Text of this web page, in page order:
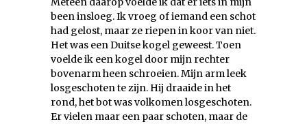
been insloeg. Ik vroeg of iemand een schot
had gelost, maar ze riepen in koor van niet.
Het was een Duitse kogel geweest. Toen
voelde ik een kogel door mijn rechter
bovenarm heen schroeien. Mijn arm leek
losgeschoten te zijn. Hij draaide in het
rond, het bot was volkomen losgeschoten.
Er vielen maar een paar schoten, maar de